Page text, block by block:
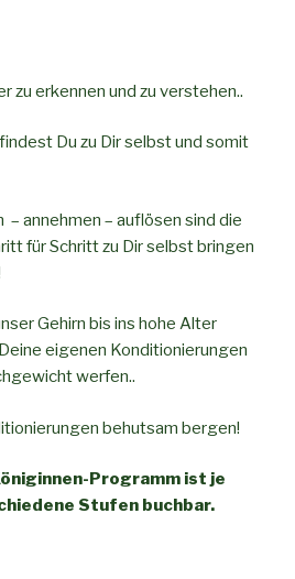
zu erkennen und zu verstehen..
Du zu Dir selbst und somit
– annehmen – auflösen sind die
für Schritt zu Dir selbst bringen
Gehirn bis ins hohe Alter
eigenen Konditionierungen
werfen..
behutsam bergen!
Programm ist je
Stufen buchbar.